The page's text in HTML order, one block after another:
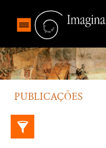
PUBLICAÇÕES